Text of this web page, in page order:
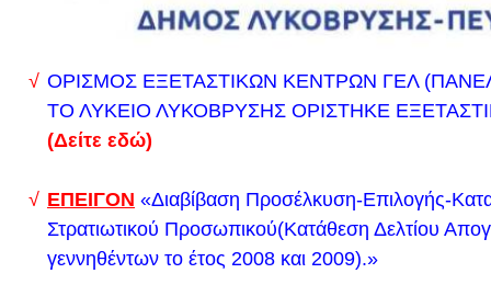
Περισσότερα (εδώ)
πρόγραμμα (Δείτε το εδώ)
Νέο ωρολόγιο πρόγραμμα που ισχύει από 21/2/
23/2/2024
Δείτε εδώ το νέο ωρολόγιο πρόγραμμα του
Δευτέρα 5/2/2024
Σας ενημερώνουμε ότι την Πέμπτη 8/2/2024 και
ΟΡΙΣΜΟΣ ΕΞΕΤΑΣΤΙΚΩΝ ΚΕΝΤΡΩΝ ΓΕΛ
ΤΟ ΛΥΚΕΙΟ ΛΥΚΟΒΡΥΣΗΣ ΟΡΙΣΤΗΚΕ
(Δείτε εδώ)
ΕΠΕΙΓΟΝ «Διαβίβαση Προσέλκυση-Επιλογής-
Στρατιωτικού Προσωπικού(Κατάθεση Δελτίου
γεννηθέντων το έτος 2008 και 2009).»